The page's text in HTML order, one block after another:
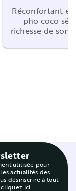
Réconfortant et
pho coco
richesse de son
utilisée pour
actualités des
désinscrire à tout
cliquez ici.